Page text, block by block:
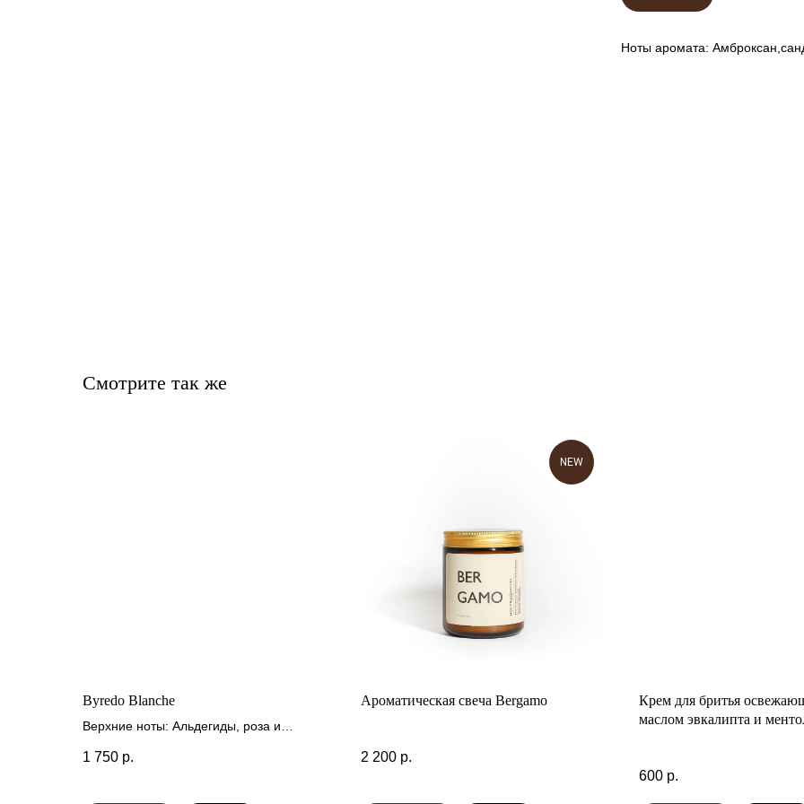
Ноты аромата:
Смотрите так же
Byredo Blanche
Верхние ноты: Альдегиды, роза и
Средние ноты: Пион, фиалка и
1 750 р.
NEW
Ароматическая свеча Bergamo
2 200 р.
Крем для бритья
маслом эвкалипта и
600 р.